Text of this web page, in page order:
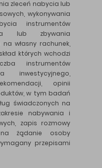
zleceń nabycia lub
wykonywania
instrumentów
lub zbywania
własny rachunek,
których wchodzi
instrumentów
inwestycyjnego,
opinii
w tym badań
świadczonych na
nabywania i
zapis rozmowy
żądanie osoby
przepisami